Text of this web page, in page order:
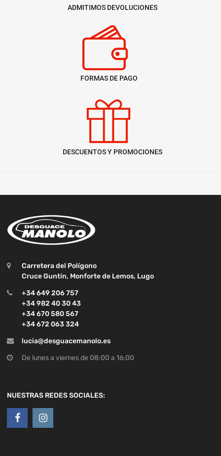
ADMITIMOS DEVOLUCIONES
FORMAS DE PAGO
DESCUENTOS Y PROMOCIONES
Carretera del Polígono
Cruce Guntín, Monforte de Lemos, Lugo
+34 649 206 757
+34 982 40 30 43
+34 670 580 567
+34 672 063 324
lucia@desguacemanolo.es
De lunes a viernes de 08:00 a 16:00
NUESTRAS REDES SOCIALES: